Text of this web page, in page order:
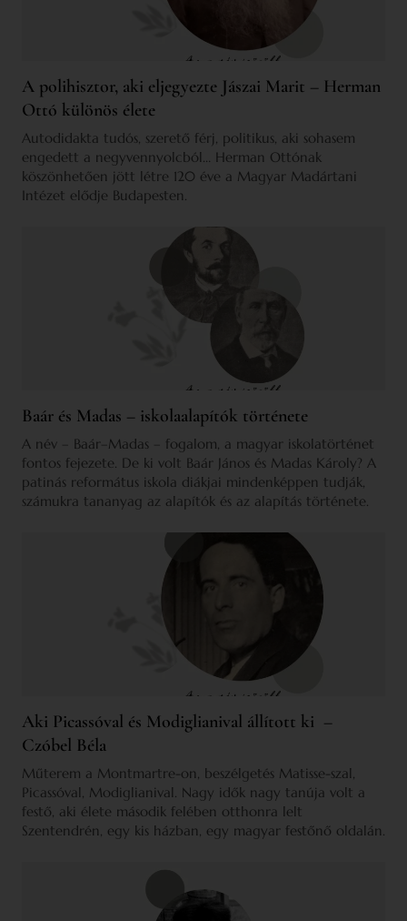
A polihisztor, aki eljegyezte Jászai Marit – Herman
Ottó különös élete
Autodidakta tudós, szerető férj, politikus, aki sohasem
engedett a negyvennyolcból… Herman Ottónak
köszönhetően jött létre 120 éve a Magyar Madártani
Intézet elődje Budapesten.
Baár és Madas – iskolaalapítók története
A név – Baár–Madas – fogalom, a magyar iskolatörténet
fontos fejezete. De ki volt Baár János és Madas Károly? A
patinás református iskola diákjai mindenképpen tudják,
számukra tananyag az alapítók és az alapítás története.
Aki Picassóval és Modiglianival állított ki –
Czóbel Béla
Műterem a Montmartre-on, beszélgetés Matisse-szal,
Picassóval, Modiglianival. Nagy idők nagy tanúja volt a
festő, aki élete második felében otthonra lelt
Szentendrén, egy kis házban, egy magyar festőnő oldalán.